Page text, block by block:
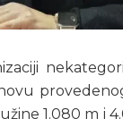
1.080 m i